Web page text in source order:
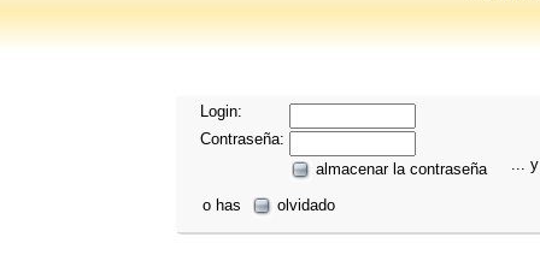
Login:
Contraseña:
almacenar la contraseña
o has
olvidado
...